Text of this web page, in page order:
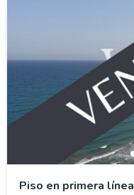
Piso en primera